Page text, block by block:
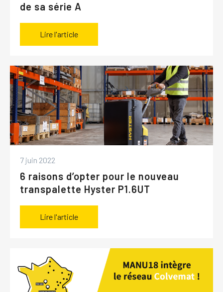
de sa série A
Lire l'article
7 juin 2022
6 raisons d’opter pour le nouveau
transpalette Hyster P1.6UT
Lire l'article